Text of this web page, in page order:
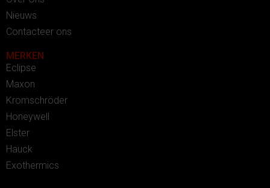
Nieuws
Contacteer ons
MERKEN
Eclipse
Maxon
Kromschröder
Honeywell
Elster
Hauck
Exothermics